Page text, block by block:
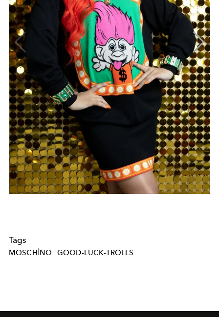
Tags
MOSCHINO GOOD-LUCK-TROLLS